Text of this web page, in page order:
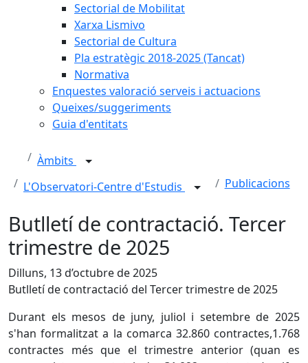
Sectorial de Mobilitat
Xarxa Lismivo
Sectorial de Cultura
Pla estratègic 2018-2025 (Tancat)
Normativa
Enquestes valoració serveis i actuacions
Queixes/suggeriments
Guia d'entitats
Àmbits
L'Observatori-Centre d'Estudis
Publicacions
Butlletí de contractació. Tercer
trimestre de 2025
Dilluns, 13 d’octubre de 2025
Butlletí de contractació del Tercer trimestre de 2025
Durant els mesos de juny, juliol i setembre de 2025
s'han formalitzat a la comarca 32.860 contractes,1.768
contractes més que el trimestre anterior (quan es